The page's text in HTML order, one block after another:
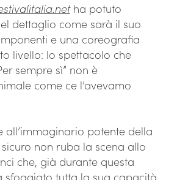
ha potuto
dettaglio come sarà il suo
e una coreografia
livello: lo spettacolo che
sempre sì” non è
come ce l’avevamo
all’immaginario potente della
non ruba la scena allo
che, già durante questa
sfoggiato tutta la sua capacità